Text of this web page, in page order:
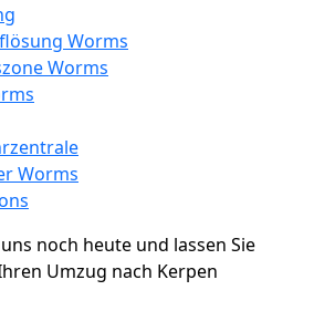
Worms
Worms
Worms
noch heute und lassen Sie
Umzug nach Kerpen